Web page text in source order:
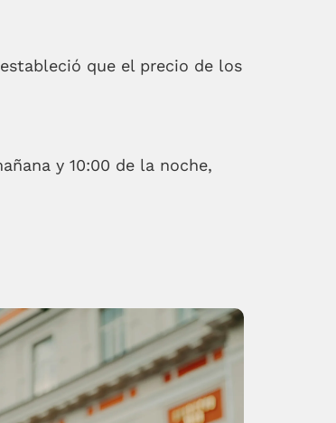
que el precio de los
y 10:00 de la noche,